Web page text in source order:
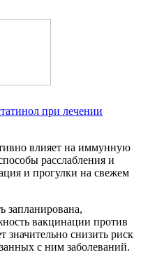
при лечении
влияет на иммунную
расслабления и
и прогулки на свежем
запланирована,
вакцинации против
снизить риск
с ним заболеваний.